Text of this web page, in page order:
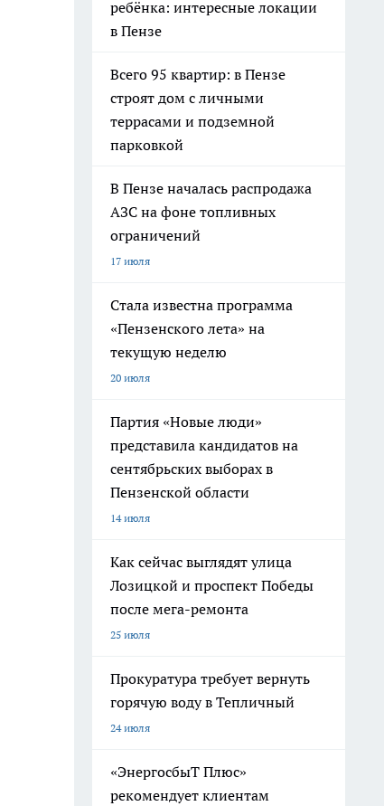
ребёнка: интересные локации
в Пензе
Всего 95 квартир: в Пензе
строят дом с личными
террасами и подземной
парковкой
В Пензе началась распродажа
АЗС на фоне топливных
ограничений
17 июля
Стала известна программа
«Пензенского лета» на
текущую неделю
20 июля
Партия «Новые люди»
представила кандидатов на
сентябрьских выборах в
Пензенской области
14 июля
Как сейчас выглядят улица
Лозицкой и проспект Победы
после мега-ремонта
25 июля
Прокуратура требует вернуть
горячую воду в Тепличный
24 июля
«ЭнергосбыТ Плюс»
рекомендует клиентам